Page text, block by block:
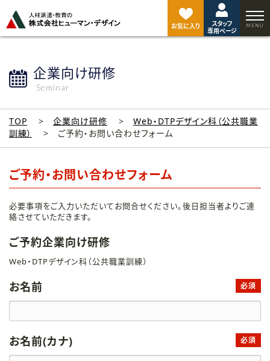
お気に入り
スタッフ
専用ページ
企業向け研修
Seminar
TOP 企業向け研修
Web・DTPデザイン科（公共職業
訓練）
ご予約・お問い合わせフォーム
ご予約・お問い合わせフォーム
必要事項をご入力いただいてお問合せください。後日担当者よりご連
絡させていただきます。
ご予約企業向け研修
Web・DTPデザイン科（公共職業訓練）
お名前 必須
お名前(カナ) 必須
ジ
ト